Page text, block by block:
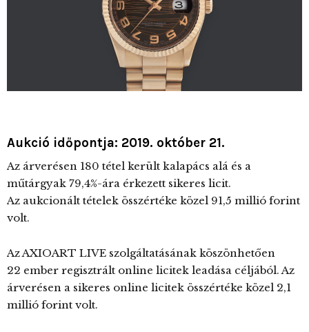
Aukció időpontja: 2019. október 21.
Az árverésen 180 tétel került kalapács alá és a
műtárgyak 79,4%-ára érkezett sikeres licit.
Az aukcionált tételek összértéke közel 91,5 millió forint
volt.
Az AXIOART LIVE szolgáltatásának köszönhetően
22 ember regisztrált online licitek leadása céljából. Az
árverésen a sikeres online licitek összértéke közel 2,1
millió forint volt.